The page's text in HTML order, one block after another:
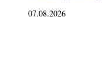
07.08.2026